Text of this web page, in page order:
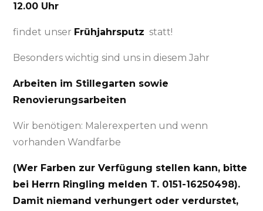
12.00 Uhr
findet unser Frühjahrsputz statt!
Besonders wichtig sind uns in diesem Jahr
Arbeiten im Stillegarten sowie
Renovierungsarbeiten
Wir benötigen: Malerexperten und wenn
vorhanden Wandfarbe
(Wer Farben zur Verfügung stellen kann, bitte
bei Herrn Ringling melden T. 0151-16250498).
Damit niemand verhungert oder verdurstet,